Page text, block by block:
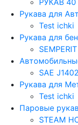
Рукава для
Test ichki
Рукава для
SAE
Рукава для
Test ichki
Паровые
STEAM